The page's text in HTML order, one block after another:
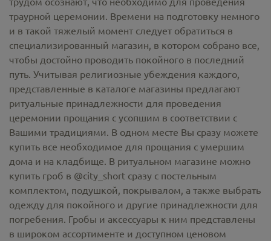
траурной церемонии. Времени на подготовку немного
и в такой тяжелый момент следует обратиться в
специализированный магазин, в котором собрано все,
чтобы достойно проводить покойного в последний
путь. Учитывая религиозные убеждения каждого,
представленные в каталоге магазины предлагают
ритуальные принадлежности для проведения
церемонии прощания с усопшим в соответствии с
Вашими традициями. В одном месте Вы сразу можете
купить все необходимое для прощания с умершим
дома и на кладбище. В ритуальном магазине можно
купить гроб в @city_short сразу с постельным
комплектом, подушкой, покрывалом, а также выбрать
одежду для покойного и другие принадлежности для
погребения. Гробы и аксессуары к ним представлены
в широком ассортименте и доступном ценовом